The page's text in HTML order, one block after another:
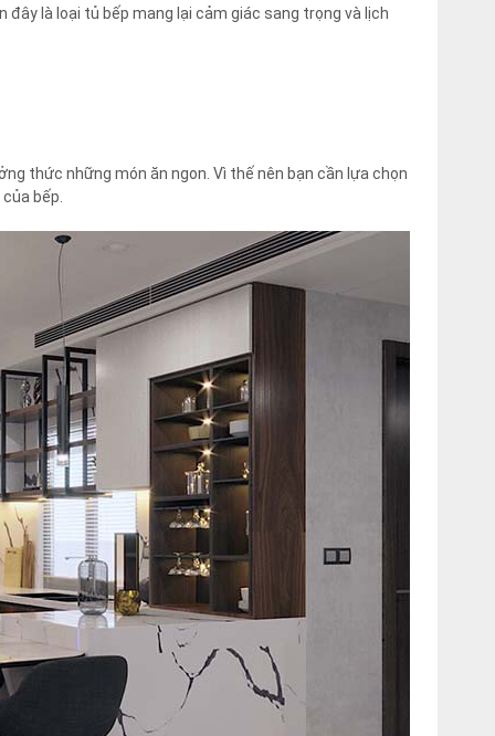
là loại tủ bếp mang lại cảm giác sang trọng và lịch
thức những món ăn ngon. Vì thế nên bạn cần lựa chọn
bếp.